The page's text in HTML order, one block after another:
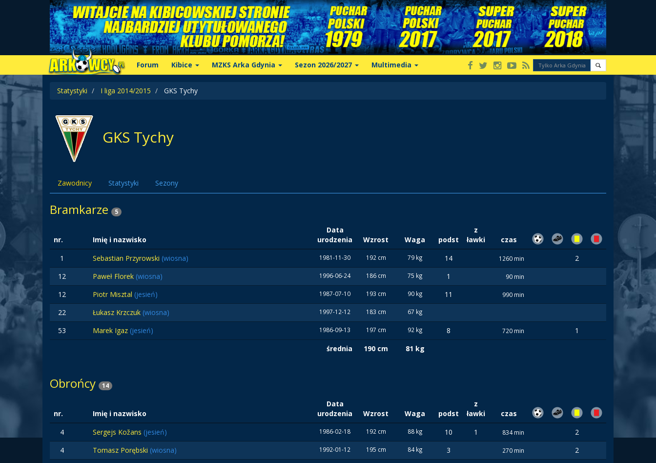
Forum Kibice MZKS Arka Gdynia Sezon 2026/2027 Multimedia
Statystyki I liga 2014/2015 GKS Tychy
GKS Tychy
Zawodnicy Statystyki Sezony
Bramkarze 5
nr. Imię i nazwisko
Data
urodzenia
Wzrost Waga podst
z
ławki
czas
1
Sebastian Przyrowski (wiosna) 1981-11-30 192 cm 79 kg 14 1260 min
2
12
Paweł Florek (wiosna) 1996-06-24 186 cm 75 kg 1 90 min
12 Piotr Misztal (jesień) 1987-07-10 193 cm 90 kg 11 990 min
22 Łukasz Krzczuk (wiosna) 1997-12-12 183 cm 67 kg
53 Marek Igaz (jesień) 1986-09-13 197 cm 92 kg 8 720 min
1
średnia
190 cm 81 kg
Obrońcy 14
nr. Imię i nazwisko
Data
urodzenia
Wzrost Waga podst
z
ławki
czas
4
Sergejs Kožans (jesień) 1986-02-18 192 cm 88 kg 10 1 834 min
2
4
Tomasz Porębski (wiosna) 1992-01-12 195 cm 84 kg 3 270 min
2